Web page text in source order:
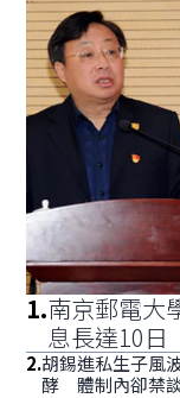
1.南京郵電大
息長達10日
2.胡錫進私生子風
酵 體制內卻禁